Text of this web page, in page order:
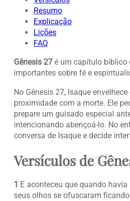
Resumo
Explicação
Lições
FAQ
Gênesis 27 é um capítulo bíblico
importantes sobre fé e
No Gênesis 27, Isaque envelhece
proximidade com a morte. Ele
prepare um guisado especial
intencionando abençoá-lo. No
conversa de Isaque e decide
Versículos de
1 E aconteceu que quando
seus olhos se ofuscaram